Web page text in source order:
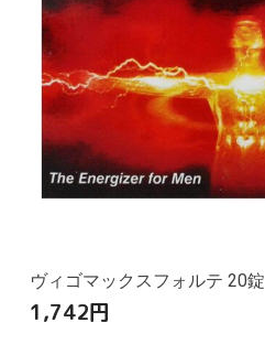
ヴィゴマックスフォルテ 20錠
1,742円